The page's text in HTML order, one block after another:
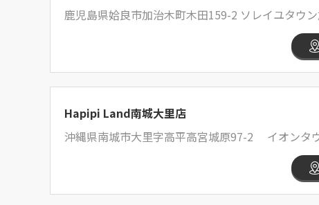
鹿児島県姶良市加治木町木田159-2 ソレイユタウ
Hapipi Land南城大里店
沖縄県南城市大里字高平高宮城原97-2 イオンタ